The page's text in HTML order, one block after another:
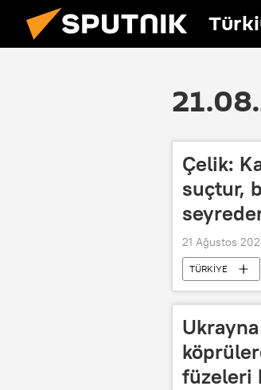
Çelik:
suçtur,
21 Ağustos
TÜRKİYE
füzeleri